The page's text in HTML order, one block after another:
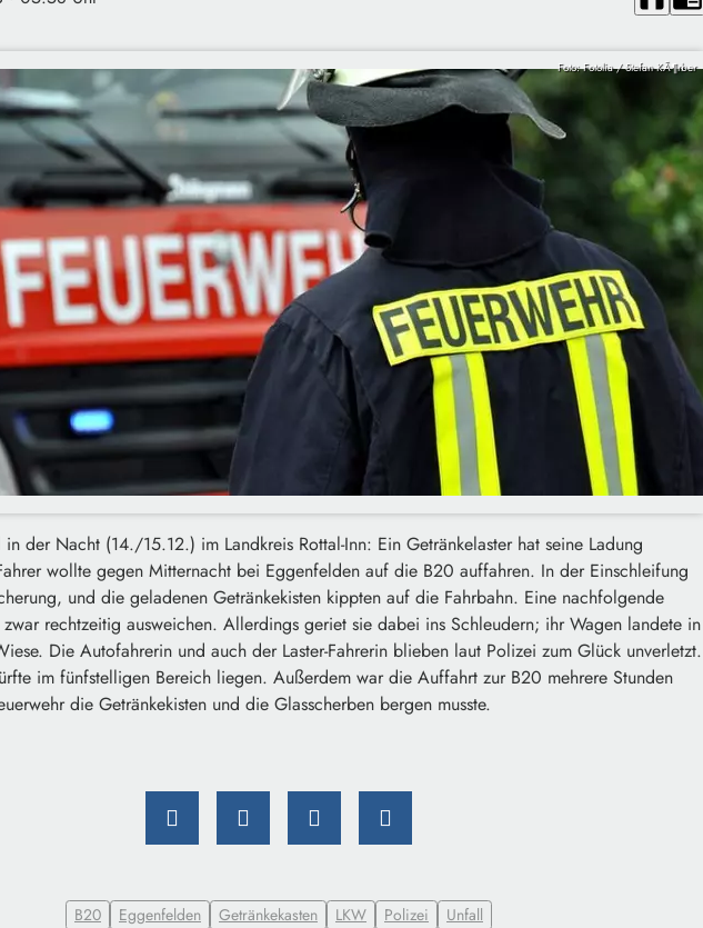
Foto: Fotolia / Stefan KÃ¶rber
der Nacht (14./15.12.) im Landkreis Rottal-Inn: Ein Getränkelaster hat seine Ladung
wollte gegen Mitternacht bei Eggenfelden auf die B20 auffahren. In der Einschleifung
und die geladenen Getränkekisten kippten auf die Fahrbahn. Eine nachfolgende
rechtzeitig ausweichen. Allerdings geriet sie dabei ins Schleudern; ihr Wagen landete in
Die Autofahrerin und auch der Laster-Fahrerin blieben laut Polizei zum Glück unverletzt.
im fünfstelligen Bereich liegen. Außerdem war die Auffahrt zur B20 mehrere Stunden
die Getränkekisten und die Glasscherben bergen musste.
B20 Eggenfelden Getränkekasten LKW Polizei Unfall